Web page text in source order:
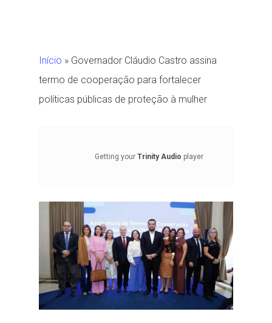
Início » Governador Cláudio Castro assina
termo de cooperação para fortalecer
políticas públicas de proteção à mulher
Getting your Trinity Audio player